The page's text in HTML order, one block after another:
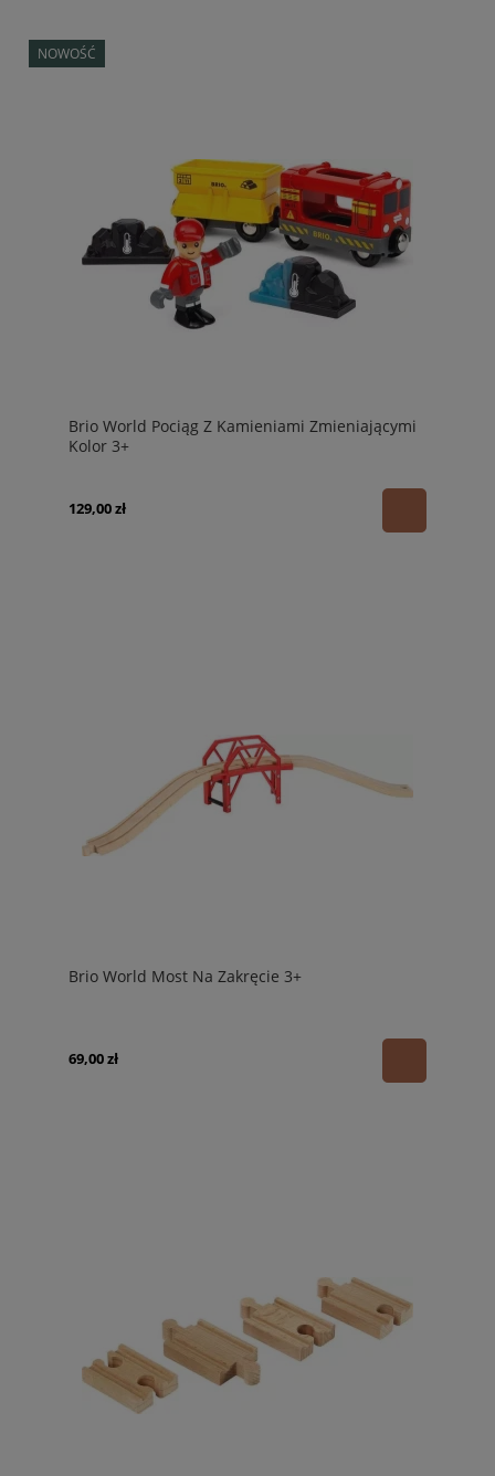
Brio World Pociąg Z Kamieniami Zmieniającymi
Kolor 3+
129,00 zł
NOWOŚĆ
Brio World Most Na Zakręcie 3+
69,00 zł